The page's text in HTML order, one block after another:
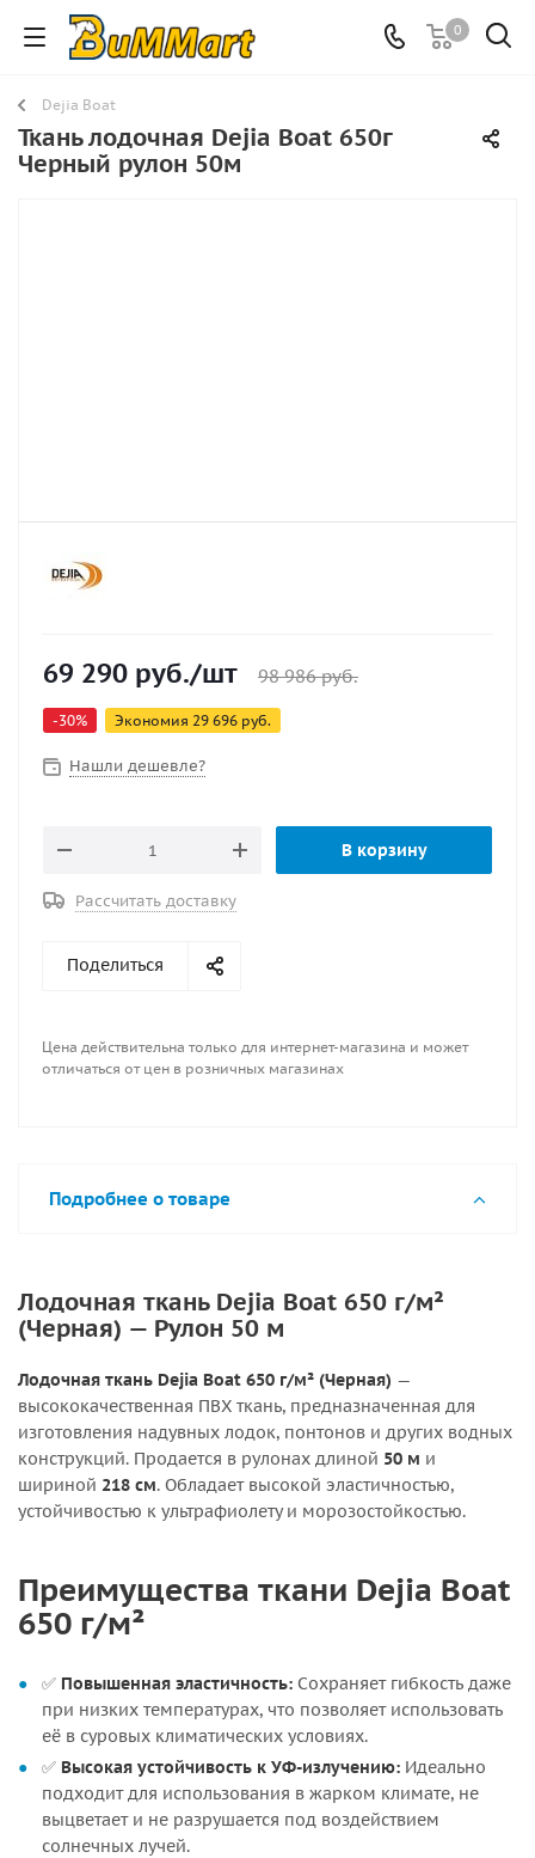
0
Dejia Boat
Ткань лодочная Dejia Boat 650г
Черный рулон 50м
69 290 руб./шт 98 986руб.
-30% Экономия 29 696 руб.
Нашли дешевле?
В корзину
Рассчитать доставку
Поделиться
Цена действительна только для интернет-магазина и может
отличаться от цен в розничных магазинах
Подробнее о товаре
Лодочная ткань Dejia Boat 650 г/м²
(Черная) — Рулон 50 м
Лодочная ткань Dejia Boat 650 г/м² (Черная) —
высококачественная ПВХ ткань, предназначенная для
изготовления надувных лодок, понтонов и других водных
конструкций. Продается в рулонах длиной 50 м и
шириной 218 см. Обладает высокой эластичностью,
устойчивостью к ультрафиолету и морозостойкостью.
Преимущества ткани Dejia Boat
650 г/м²
✅ Повышенная эластичность: Сохраняет гибкость даже
при низких температурах, что позволяет использовать
её в суровых климатических условиях.
✅ Высокая устойчивость к УФ-излучению: Идеально
подходит для использования в жарком климате, не
выцветает и не разрушается под воздействием
солнечных лучей.